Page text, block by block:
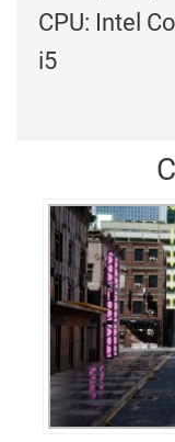
CPU: Intel
i5